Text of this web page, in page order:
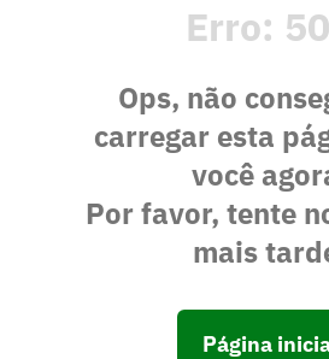
Erro:
Ops, não
carregar esta
você
Por favor, tente
mais
Página